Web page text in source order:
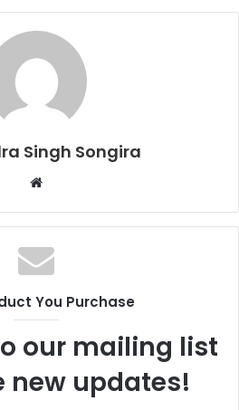
Singh Songira
Website
You Purchase
our mailing list
new updates!